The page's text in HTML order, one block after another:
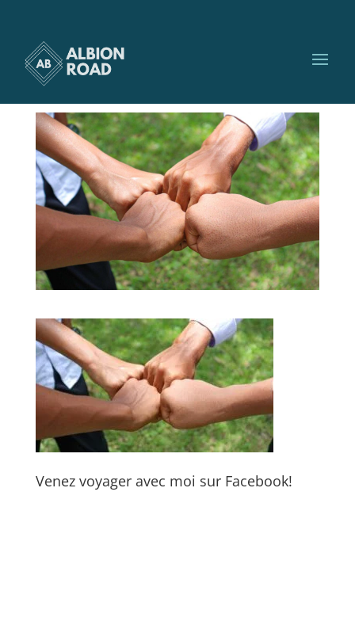
activité communautaire
par
Venez voyager avec moi sur Facebook!